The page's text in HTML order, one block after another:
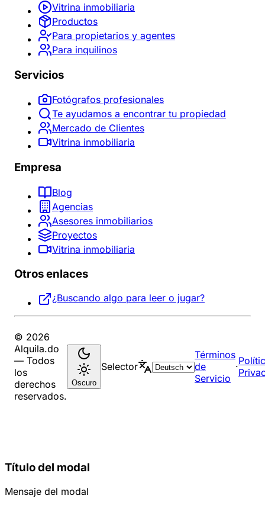
Vitrina inmobiliaria
Productos
Para propietarios y agentes
Para inquilinos
Servicios
Fotógrafos profesionales
Te ayudamos a encontrar tu propiedad
Mercado de Clientes
Vitrina inmobiliaria
Empresa
Blog
Agencias
Asesores inmobiliarios
Proyectos
Vitrina inmobiliaria
Otros enlaces
¿Buscando algo para leer o jugar?
© 2026
Alquila.do
— Todos
los
derechos
reservados.
Oscuro
Selector
Términos
de
Servicio
·
Título del modal
Mensaje del modal